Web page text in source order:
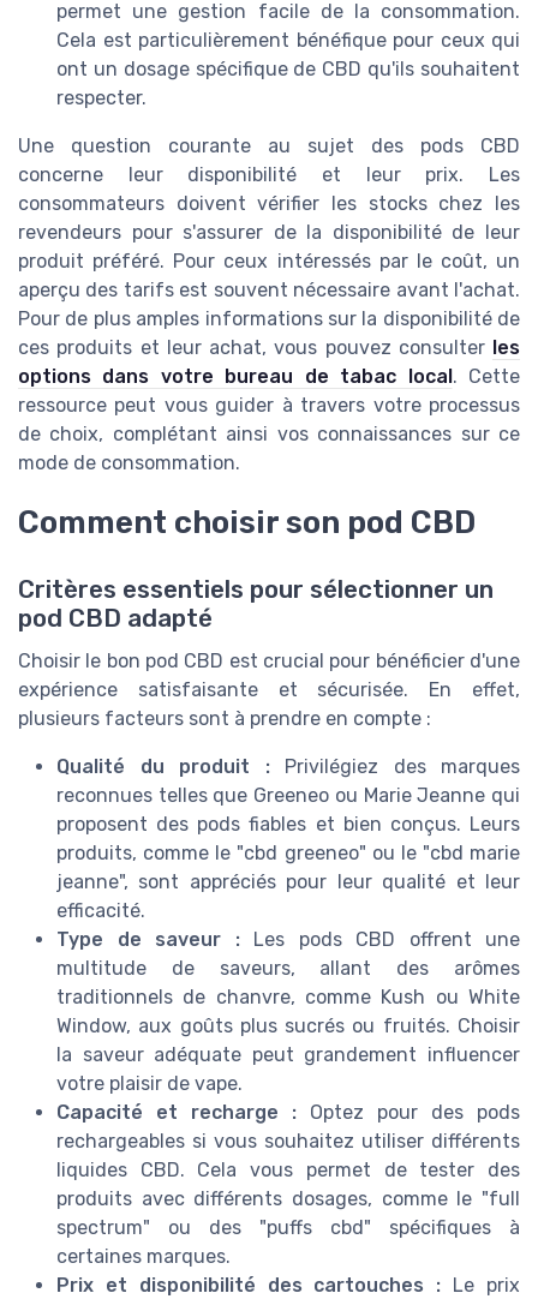
permet une gestion facile de la consommation.
Cela est particulièrement bénéfique pour ceux qui
ont un dosage spécifique de CBD qu'ils souhaitent
respecter.
Une question courante au sujet des pods CBD
concerne leur disponibilité et leur prix. Les
consommateurs doivent vérifier les stocks chez les
revendeurs pour s'assurer de la disponibilité de leur
produit préféré. Pour ceux intéressés par le coût, un
aperçu des tarifs est souvent nécessaire avant l'achat.
Pour de plus amples informations sur la disponibilité de
ces produits et leur achat, vous pouvez consulter les
options dans votre bureau de tabac local. Cette
ressource peut vous guider à travers votre processus
de choix, complétant ainsi vos connaissances sur ce
mode de consommation.
Comment choisir son pod CBD
Critères essentiels pour sélectionner un
pod CBD adapté
Choisir le bon pod CBD est crucial pour bénéficier d'une
expérience satisfaisante et sécurisée. En effet,
plusieurs facteurs sont à prendre en compte :
Qualité du produit :Privilégiez des marques
reconnues telles que Greeneo ou Marie Jeanne qui
proposent des pods fiables et bien conçus. Leurs
produits, comme le "cbd greeneo" ou le "cbd marie
jeanne", sont appréciés pour leur qualité et leur
efficacité.
Type de saveur :Les pods CBD offrent une
multitude de saveurs, allant des arômes
traditionnels de chanvre, comme Kush ou White
Window, aux goûts plus sucrés ou fruités. Choisir
la saveur adéquate peut grandement influencer
votre plaisir de vape.
Capacité et recharge : Optez pour des pods
rechargeables si vous souhaitez utiliser différents
liquides CBD. Cela vous permet de tester des
produits avec différents dosages, comme le "full
spectrum" ou des "puffs cbd" spécifiques à
certaines marques.
Prix et disponibilité des cartouches : Le prix